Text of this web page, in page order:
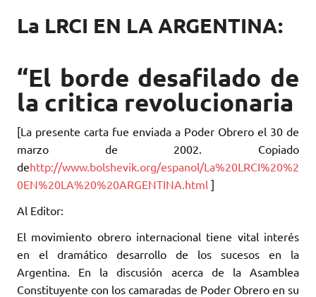
La LRCI EN LA ARGENTINA:
“El borde desafilado de
la critica revolucionaria
[La presente carta fue enviada a Poder Obrero el 30 de
marzo de 2002. Copiado
dehttp://www.bolshevik.org/espanol/La%20LRCI%20%2
0EN%20LA%20%20ARGENTINA.html ]
Al Editor:
El movimiento obrero internacional tiene vital interés
en el dramático desarrollo de los sucesos en la
Argentina. En la discusión acerca de la Asamblea
Constituyente con los camaradas de Poder Obrero en su